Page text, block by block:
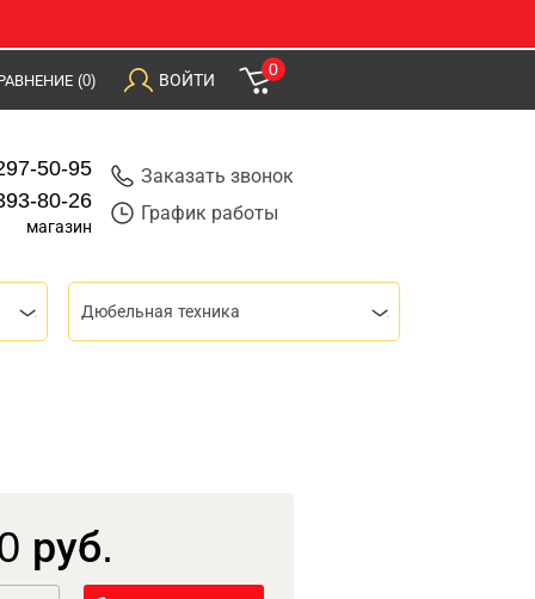
(0) ВОЙТИ
0
50-95
80-26
магазин
Заказать звонок
График работы
Дюбельная техника
руб.